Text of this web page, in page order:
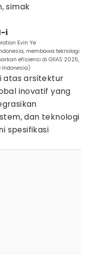
simak
i
Evin Ye
membawa teknologi
efisiensi di GIIAS 2025,
Indonesia)
atas arsitektur
inovatif yang
dan teknologi
spesifikasi